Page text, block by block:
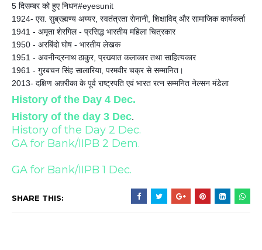
5 दिसम्बर को हुए निधन#eyesunit
1924- एस. सुब्रह्मण्य अय्यर, स्वतंत्रता सेनानी, शिक्षाविद्‌ और सामाजिक कार्यकर्ता
1941 - अमृता शेरगिल - प्रसिद्ध भारतीय महिला चित्रकार
1950 - अरबिंदो घोष - भारतीय लेखक
1951 - अवनीन्द्रनाथ ठाकुर, प्रख्यात कलाकार तथा साहित्यकार
1961 - गुरबचन सिंह सालारिया, परमवीर चक्र से सम्मानित।
2013- दक्षिण अफ़्रीका के पूर्व राष्ट्रपति एवं भारत रत्न सम्मनित नेल्सन मंडेला
History of the Day 4 Dec.
History of the day 3 Dec.
History of the Day 2 Dec.
GA for Bank/IIPB 2 Dem.
GA for Bank/IIPB 1 Dec.
SHARE THIS: